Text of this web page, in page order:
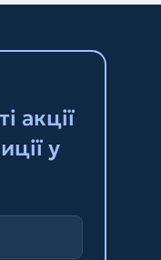
акції
у